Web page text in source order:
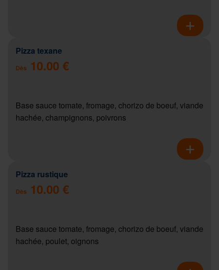
Pizza texane
Dès 10.00 €
Base sauce tomate, fromage, chorizo de boeuf, viande
hachée, champignons, poivrons
Pizza rustique
Dès 10.00 €
Base sauce tomate, fromage, chorizo de boeuf, viande
hachée, poulet, oignons